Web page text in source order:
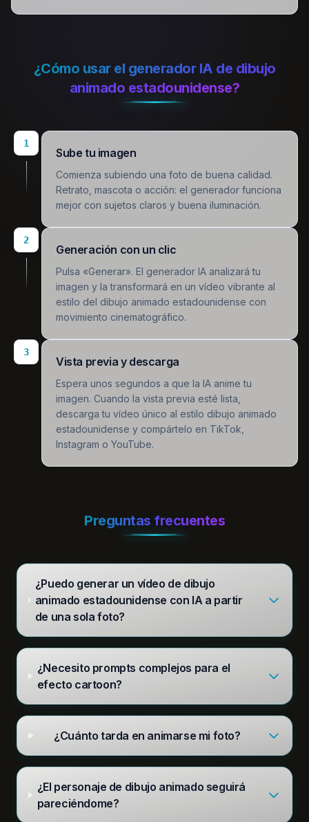
¿Cómo usar el generador IA de dibujo
animado estadounidense?
1
Sube tu imagen
Comienza subiendo una foto de buena calidad.
Retrato, mascota o acción: el generador funciona
mejor con sujetos claros y buena iluminación.
2
Generación con un clic
Pulsa «Generar». El generador IA analizará tu
imagen y la transformará en un vídeo vibrante al
estilo del dibujo animado estadounidense con
movimiento cinematográfico.
3
Vista previa y descarga
Espera unos segundos a que la IA anime tu
imagen. Cuando la vista previa esté lista,
descarga tu vídeo único al estilo dibujo animado
estadounidense y compártelo en TikTok,
Instagram o YouTube.
Preguntas frecuentes
¿Puedo generar un vídeo de dibujo
animado estadounidense con IA a partir
de una sola foto?
¿Necesito prompts complejos para el
efecto cartoon?
¿Cuánto tarda en animarse mi foto?
¿El personaje de dibujo animado seguirá
pareciéndome?